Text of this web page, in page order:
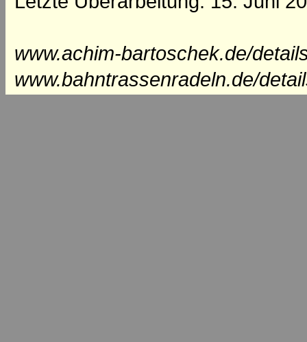
www.achim-bartoschek.de/
www.bahntrassenradeln.de/